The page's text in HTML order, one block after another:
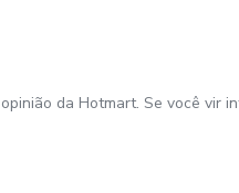
da Hotmart. Se você vir